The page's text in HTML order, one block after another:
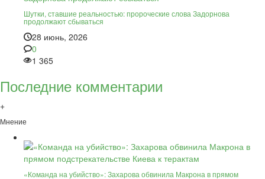
Шутки, ставшие реальностью: пророческие слова Задорнова
продолжают сбываться
28 июнь, 2026
0
1 365
Последние комментарии
+
Мнение
«Команда на убийство»: Захарова обвинила Макрона в прямом